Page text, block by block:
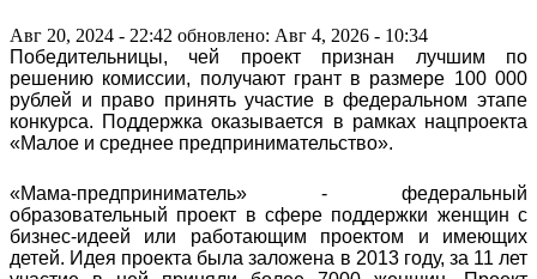
Авг 20, 2024 - 22:42 обновлено: Авг 4, 2026 - 10:34
Победительницы, чей проект признан лучшим по
решению комиссии, получают грант в размере 100 000
рублей и право принять участие в федеральном этапе
конкурса. Поддержка оказывается в рамках нацпроекта
«Малое и среднее предпринимательство».
«Мама-предприниматель» - федеральный
образовательный проект в сфере поддержки женщин с
бизнес-идеей или работающим проектом и имеющих
детей. Идея проекта была заложена в 2013 году, за 11 лет